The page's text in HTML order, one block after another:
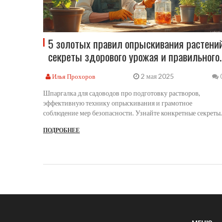
5 золотых правил опрыскивания
секреты здорового урожая и правильного
Илья Прохоров 2 мая 2025
Шпаргалка для садоводов про подготовку растворов,
эффективную технику опрыскивания и грамотное
соблюдение мер безопасности. Узнайте конкретные секреты,
урожайность вашего сада. Все шаги — максимально просто и
ПОДРОБНЕЕ